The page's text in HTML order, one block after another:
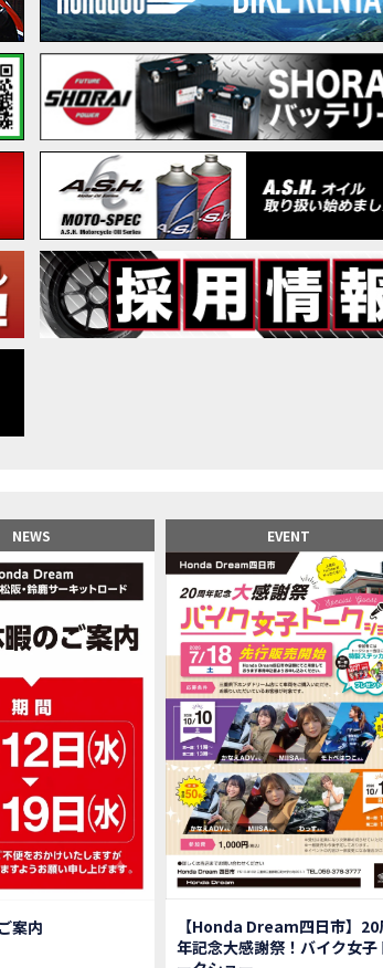
MOVIE 【ホンダドリーム新春初売り特別企画】のご
MOVIE こんなことある？！CB1000Fでツーリングイ
【新車】CB1000Fで11時間ツーリングした
MOVIE 【事故寸前】200kmレッカー、そしてさら
NEW BIKENEWS Dio Lite 新基準原付 販売中！
MOVIE 【バイク女子】高速道路走行中にバイクか
MOVIE 2025X-ADV 最高の旅バイクで街乗りも最適
NEW BIKENEWS CB1000F販売中！！
MOVIE 【バイク女子】ごめんなさい。大切なツー
MOVIE 【バイク女子】下道444kmぶっ通しで走った
MOVIE 【バイク女子】最安！三重→東京〇〇〇円で
MOVIE 新型スーパーカブ110レビュー！C125
正統派NC750X！大型二輪教習から10年目
MOVIE 女が乗るバイクじゃない？低身長女が検証し
MOVIE 【福井1泊ツーリング】バイク女子、仲悪いっ
MOVIE 大型ツアラー！Gold Wing Tour 50th
MOVIE 【Monkey125】初めてモンキー！意外な◯◯
NEW BIKE 大型ツアラー「Gold Wing Tour」と特別
MOVIE 【三重県】女性ライダーツーリングを満喫し
MOVIE 【女子ツーの実態】恥ずかしいけど、暴露し
MOVIE オイル交換に行ったつもりが…まさかの大出
NEW BIKE 「CRF250 RALLY」「CRF250 RALLY＜s
「CRF250L」「CRF250L＜s＞」のカラ
NEW BIKE 軽二輪スーパースポーツモデル「
MOVIE 【Honda Dream鈴鹿】20周年記念・大感謝祭イベント 大
NEW BIKE PROJECT BIG1 Final Edition CB 1300在庫車
【バイク女子】急遽、愛車とお別れ…ついに
MOVIE 【バイク女子】オイル交換だけのつもりが
【Honda Dream 鈴鹿２０周年記念大感謝
NEWS
案内
EVENT
【Honda Dream四日市】20
年記念大感謝祭！バイク女子